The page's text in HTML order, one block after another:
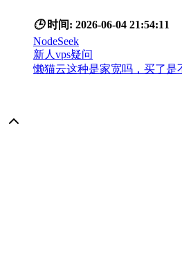
🕒 时间: 2026-06-04 21:54:11
NodeSeek
新人vps疑问
懒猫云这种是家宽吗，买了